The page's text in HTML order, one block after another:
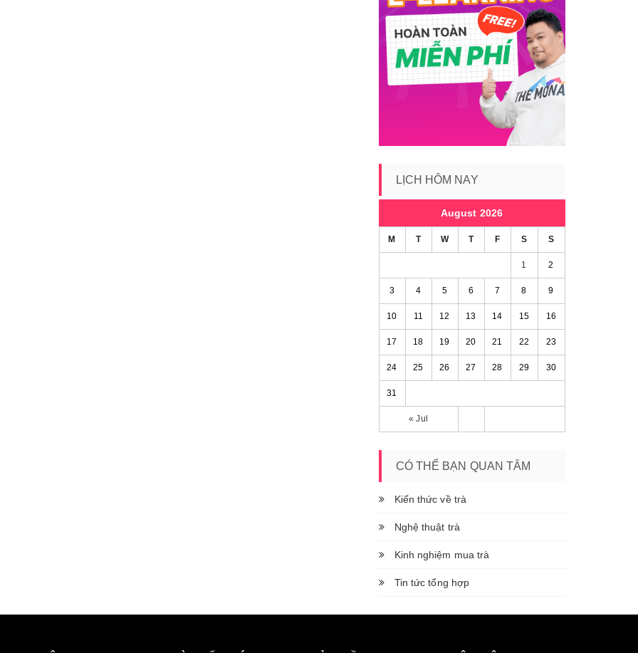
LỊCH HÔM NAY
August 2026
M T W T F S S
« Jul
1 2
3 4 5 6 7 8 9
10 11 12 13 14 15 16
17 18 19 20 21 22 23
24 25 26 27 28 29 30
31
CÓ THỂ BẠN QUAN TÂM
Kiến thức về trà
Nghệ thuật trà
Kinh nghiệm mua trà
Tin tức tổng hợp